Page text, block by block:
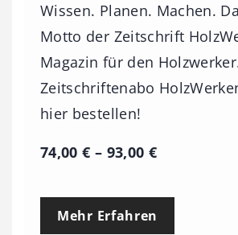
Wissen. Planen. Machen.
Motto der Zeitschrift
Magazin für den
Zeitschriftenabo
hier bestellen!
74,00€ – 93,00 €P
e
Mehr Erfahren